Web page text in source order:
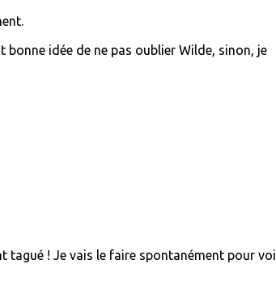
bonne idée de ne pas oublier Wilde, sinon, je
tagué ! Je vais le faire spontanément pour